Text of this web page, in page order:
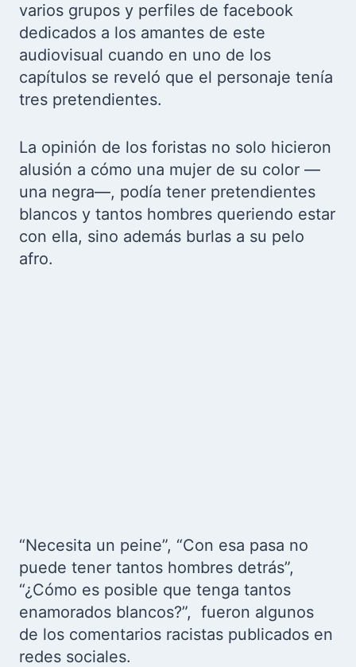
varios grupos y perfiles de facebook
dedicados a los amantes de este
audiovisual cuando en uno de los
capítulos se reveló que el personaje tenía
tres pretendientes.
La opinión de los foristas no solo hicieron
alusión a cómo una mujer de su color —
una negra—, podía tener pretendientes
blancos y tantos hombres queriendo estar
con ella, sino además burlas a su pelo
afro.
“Necesita un peine”, “Con esa pasa no
puede tener tantos hombres detrás”,
“¿Cómo es posible que tenga tantos
enamorados blancos?”, fueron algunos
de los comentarios racistas publicados en
redes sociales.